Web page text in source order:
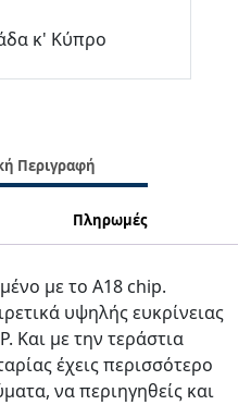
κ' Κύπρο
Περιγραφή
Πληρωμές
με το A18 chip.
υψηλής ευκρίνειας
Και με την τεράστια
έχεις περισσότερο
να περιηγηθείς και